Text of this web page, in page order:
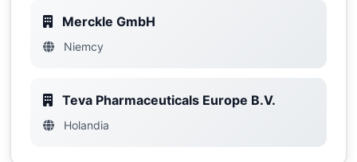
Merckle GmbH
Niemcy
Teva Pharmaceuticals Europe B.V.
Holandia